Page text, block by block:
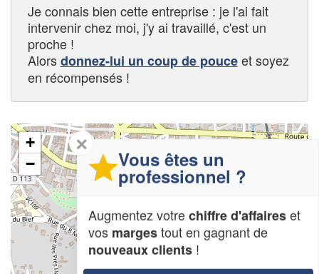
Je connais bien cette entreprise : je l'ai fait
intervenir chez moi, j'y ai travaillé, c'est un
proche !
Alorsdonnez-lui un coup de pouceet soyez
en récompensés !
+
−
✕
Vous êtes un
professionnel ?
Augmentez votrechiffre d'affaireset
vos margestout en gagnant de
nouveaux clients !